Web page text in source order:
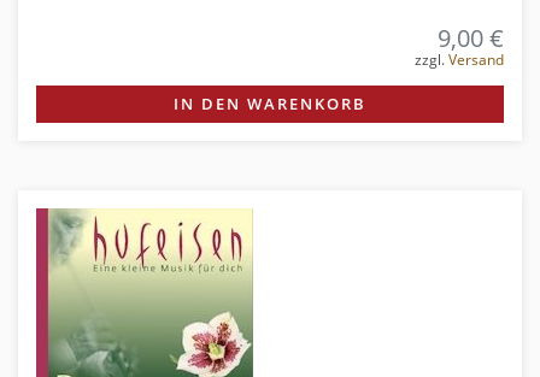
9,00 €
zzgl.Versand
IN DEN WARENKORB